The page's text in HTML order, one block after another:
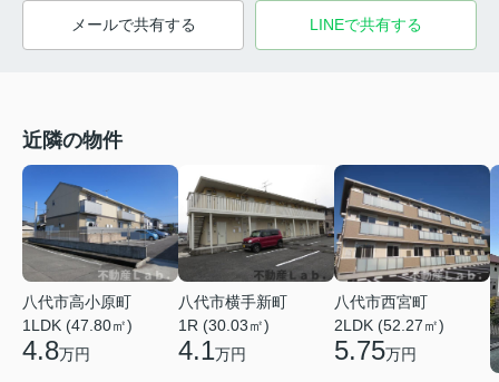
メールで共有する LINEで共有する
近隣の物件
八代市高小原町
1LDK (47.80㎡)
4.8万円
八代市横手新町
1R (30.03㎡)
4.1万円
八代市西宮町
2LDK (52.27㎡)
5.75万円